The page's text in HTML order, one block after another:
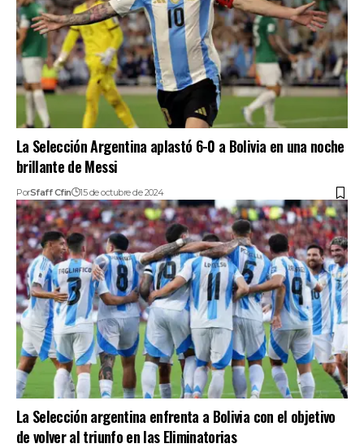
La Selección Argentina aplastó 6-0 a Bolivia en una noche
brillante de Messi
PorSfaff Cfin 15 de octubre de 2024
La Selección argentina enfrenta a Bolivia con el objetivo
de volver al triunfo en las Eliminatorias